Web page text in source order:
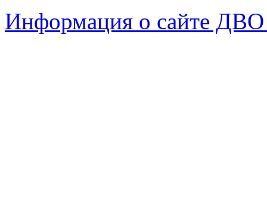
Информация о сайте